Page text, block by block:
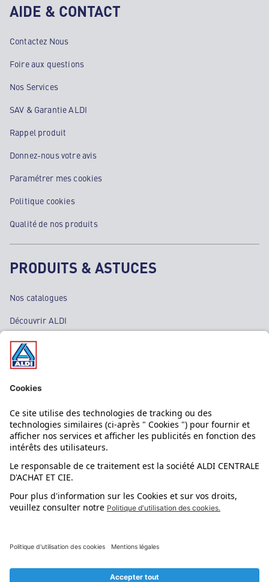
AIDE & CONTACT
Contactez Nous
Foire aux questions
Nos Services
SAV & Garantie ALDI
Rappel produit
Donnez-nous votre avis
Paramétrer mes cookies
Politique cookies
Qualité de nos produits
PRODUITS & ASTUCES
Nos catalogues
Découvrir ALDI
Nos bons plans
Nos rayons
Nos marques
Nos astuces
Évènements
L'application mobile